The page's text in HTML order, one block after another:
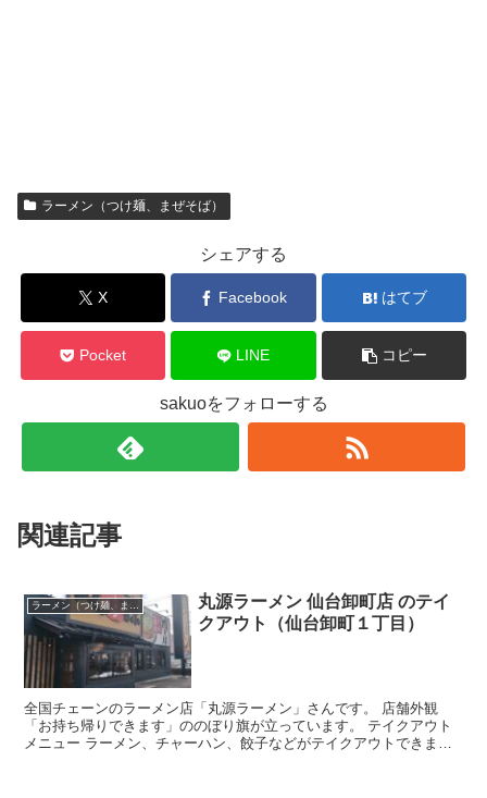
ラーメン（つけ麺、まぜそば）
シェアする
X Facebook はてブ
Pocket LINE コピー
sakuoをフォローする
関連記事
丸源ラーメン 仙台卸町店 のテイ
クアウト（仙台卸町１丁目）
全国チェーンのラーメン店「丸源ラーメン」さんです。 店舗外観
「お持ち帰りできます」ののぼり旗が立っています。 テイクアウト
メニュー ラーメン、チャーハン、餃子などがテイクアウトできま